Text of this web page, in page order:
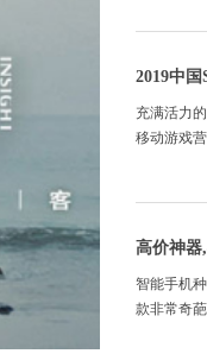
2019中
充满活力
移动游戏
高价神器
智能手机
款非常奇